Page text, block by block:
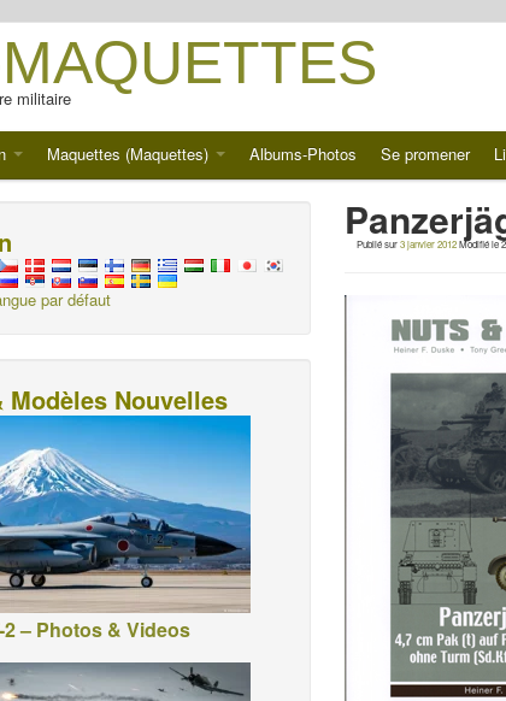
militaire
Maquettes (Maquettes) Albums-Photos Se promener
Publié sur3 janvier 2012Modifié le
par défaut
Modèles Nouvelles
– Photos & Videos